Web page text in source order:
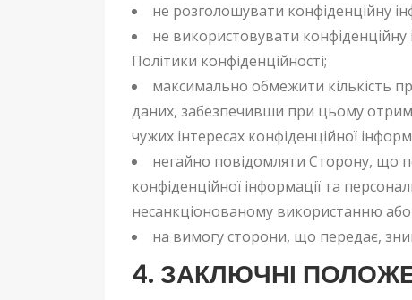
не розголошувати конфіденційну
не використовувати
Політики конфіденційності;
максимально обмежити кількість
даних, забезпечивши при цьому
чужих інтересах конфіденційної
негайно повідомляти Сторону, що
конфіденційної інформації та
несанкціонованому використанню або
на вимогу сторони, що передає,
4. ЗАКЛЮЧНІ